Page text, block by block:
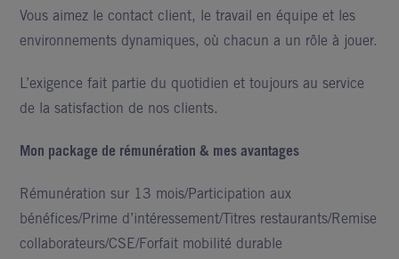
Vous aimez le contact client, le travail en équipe et les
environnements dynamiques, où chacun a un rôle à jouer.
L’exigence fait partie du quotidien et toujours au service
de la satisfaction de nos clients.
Mon package de rémunération & mes avantages
Rémunération sur 13 mois/Participation aux
bénéfices/Prime d’intéressement/Titres restaurants/Remise
collaborateurs/CSE/Forfait mobilité durable